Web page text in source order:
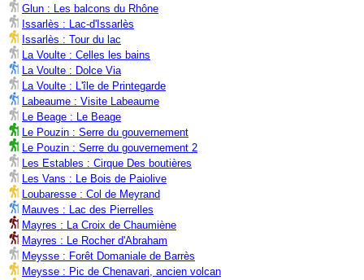
Glun : Les balcons du Rhône
Issarlès : Lac-d'Issarlès
Issarlès : Tour du lac
La Voulte : Celles les bains
La Voulte : Dolce Via
La Voulte : L'île de Printegarde
Labeaume : Visite Labeaume
Le Beage : Le Beage
Le Pouzin : Serre du gouvernement
Le Pouzin : Serre du gouvernement 2
Les Estables : Cirque Des boutières
Les Vans : Le Bois de Paiolive
Loubaresse : Col de Meyrand
Mauves : Lac des Pierrelles
Mayres : La Croix de Chaumiène
Mayres : Le Rocher d'Abraham
Meysse : Forêt Domaniale de Barrès
Meysse : Pic de Chenavari, ancien volcan